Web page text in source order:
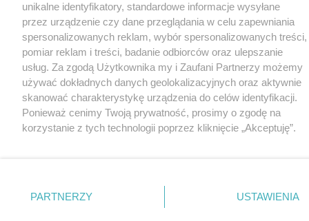
unikalne identyfikatory, standardowe informacje wysyłane
przez urządzenie czy dane przeglądania w celu zapewniania
spersonalizowanych reklam, wybór spersonalizowanych treści,
pomiar reklam i treści, badanie odbiorców oraz ulepszanie
usług. Za zgodą Użytkownika my i Zaufani Partnerzy możemy
używać dokładnych danych geolokalizacyjnych oraz aktywnie
skanować charakterystykę urządzenia do celów identyfikacji.
Ponieważ cenimy Twoją prywatność, prosimy o zgodę na
korzystanie z tych technologii poprzez kliknięcie „Akceptuję”.
nie wymagają zgody użytkownika, ale masz prawo sprzeciwić
się takiemu przetwarzaniu. Preferencje będą miały
PARTNERZY USTAWIENIA